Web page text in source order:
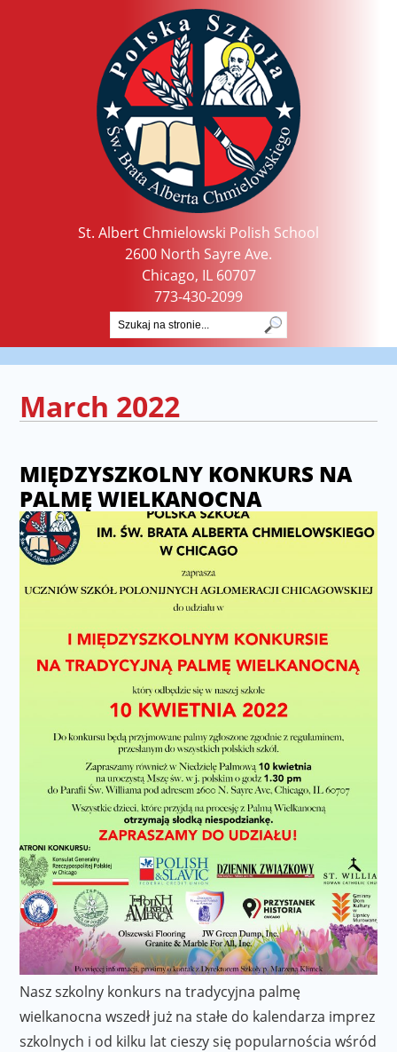
St. Albert Chmielowski Polish School
2600 North Sayre Ave.
Chicago, IL 60707
773-430-2099
March 2022
MIĘDZYSZKOLNY KONKURS NA
PALMĘ WIELKANOCNA
Nasz szkolny konkurs na tradycyjna palmę
wielkanocna wszedł już na stałe do kalendarza imprez
szkolnych i od kilku lat cieszy się popularnościa wśród